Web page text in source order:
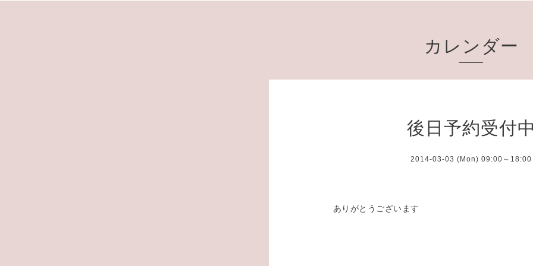
カレンダー
後日予約受付
2014-03-03 (Mon) 09:00～18:00
ありがとうございます